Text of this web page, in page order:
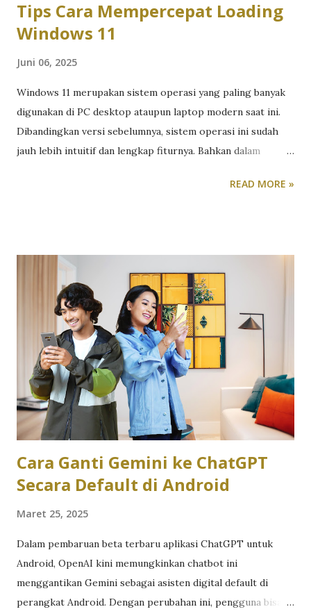
Tips Cara Mempercepat Loading
Windows 11
Juni 06, 2025
Windows 11 merupakan sistem operasi yang paling banyak
digunakan di PC desktop ataupun laptop modern saat ini.
Dibandingkan versi sebelumnya, sistem operasi ini sudah
jauh lebih intuitif dan lengkap fiturnya. Bahkan dalam
fungsi AI untuk beberapa tools yang sudah lama mereka
Windows 11 di laptop ataupun di PC desktop Anda dan
sudah mulai lemot dibandingkan saat laptop tersebut baru
Anda beli, berikut ini tips cara mempercepat loading
Windows 11 Anda supaya segar seperti baru: 1. Uninstall
Aplikasi yang Tidak Diperlukan Buka Settings > Apps >
Installed apps. Cari aplikasi yang tidak Anda gunakan. Klik
ikon tiga titik di sebelah aplikasi, pilih Uninstall. Dari Start
Menu, klik kanan pada aplikasi yang ingin dihapus dan pilih
Uninstall. 2. Bersihkan File Sampah C...
READ MORE »
Cara Ganti Gemini ke ChatGPT
Secara Default di Android
Maret 25, 2025
Dalam pembaruan beta terbaru aplikasi ChatGPT untuk
Android, OpenAI kini memungkinkan chatbot ini
menggantikan Gemini sebagai asisten digital default di
perangkat Android. Dengan perubahan ini, pengguna bisa